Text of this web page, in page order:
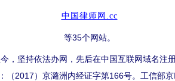
中国律师网.cc
等35个网站。
坚持依法办网，先后在中国互联网域名注
（2017）京潞洲内经证字第166号。工信部